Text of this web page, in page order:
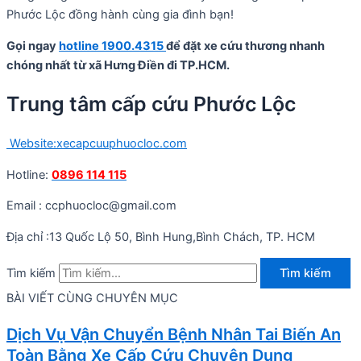
Phước Lộc đồng hành cùng gia đình bạn!
Gọi ngay hotline 1900.4315để đặt xe cứu thương nhanh
chóng nhất từ xã Hưng Điền đi TP.HCM.
Trung tâm cấp cứu Phước Lộc
Website:xecapcuuphuocloc.com
Hotline: 0896 114 115
Email : ccphuocloc@gmail.com
Địa chỉ :13 Quốc Lộ 50, Bình Hung,Bình Chách, TP. HCM
Tìm kiếm
Tìm kiếm
BÀI VIẾT CÙNG CHUYÊN MỤC
Dịch Vụ Vận Chuyển Bệnh Nhân Tai Biến An
Toàn Bằng Xe Cấp Cứu Chuyên Dụng